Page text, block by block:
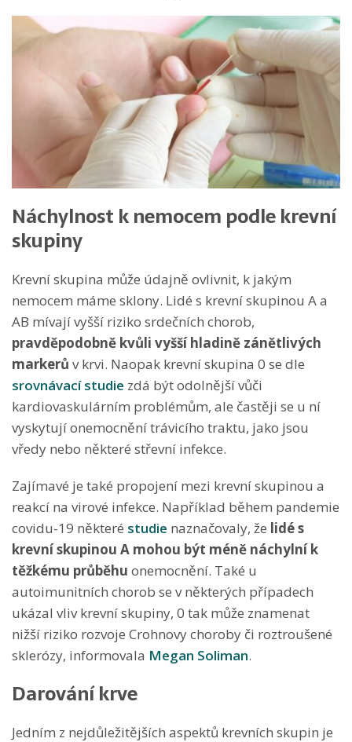
Náchylnost k nemocem podle krevní
skupiny
Krevní skupina může údajně ovlivnit, k jakým
nemocem máme sklony. Lidé s krevní skupinou A a
AB mívají vyšší riziko srdečních chorob,
pravděpodobně kvůli vyšší hladině zánětlivých
markerů v krvi. Naopak krevní skupina 0 se dle
srovnávací studie zdá být odolnější vůči
kardiovaskulárním problémům, ale častěji se u ní
vyskytují onemocnění trávicího traktu, jako jsou
vředy nebo některé střevní infekce.
Zajímavé je také propojení mezi krevní skupinou a
reakcí na virové infekce. Například během pandemie
covidu-19 některé studie naznačovaly, že lidé s
krevní skupinou A mohou být méně náchylní k
těžkému průběhu onemocnění. Také u
autoimunitních chorob se v některých případech
ukázal vliv krevní skupiny, 0 tak může znamenat
nižší riziko rozvoje Crohnovy choroby či roztroušené
sklerózy, informovala Megan Soliman.
Darování krve
Jedním z nejdůležitějších aspektů krevních skupin je